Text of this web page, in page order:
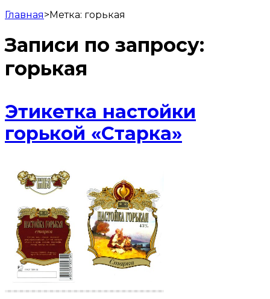
Главная>Метка: горькая
Записи по запросу:
горькая
Этикетка настойки
горькой «Старка»